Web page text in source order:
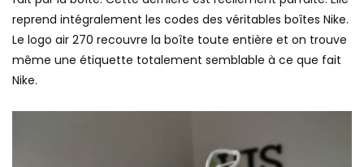
reprend intégralement les codes des véritables boîtes Nike.
Le logo air 270 recouvre la boîte toute entière et on trouve
même une étiquette totalement semblable à ce que fait
Nike.